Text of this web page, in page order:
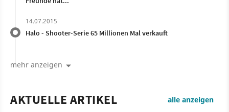
14.07.2015
Halo - Shooter-Serie 65 Millionen Mal verkauft
mehr anzeigen
AKTUELLE ARTIKEL alle anzeigen